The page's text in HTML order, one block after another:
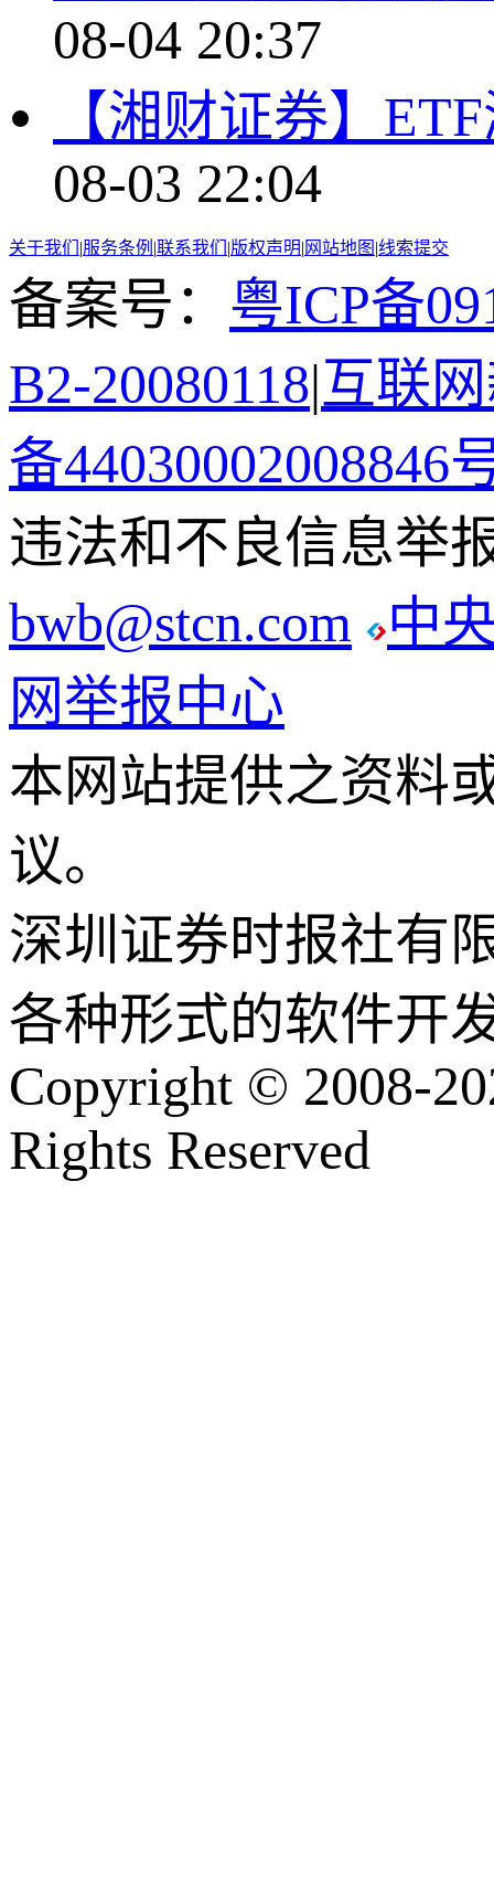
08-04 20:37
【湘财证券】
08-03 22:04
关于我们 |服务条例 |联系我们 |版权声明| 网站地图 |线索提交
备案号： 粤ICP备
B2-20080118|互联
备44030002008846
违法和不良信息举
bwb@stcn.com
中
网举报中心
本网站提供之资料
议。
深圳证券时报社有
各种形式的软件开
Copyright © 2008-
Rights Reserved